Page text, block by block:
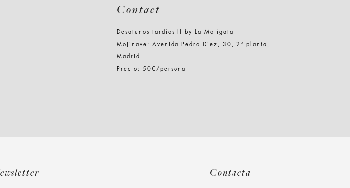
Contact
Desatunos tardíos II by La Mojigata
Mojinave: Avenida Pedro Diez, 30, 2ª planta,
Madrid
Precio: 50€/persona
Contacta